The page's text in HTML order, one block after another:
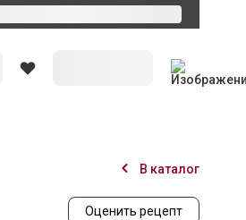
В каталог
Оценить рецепт